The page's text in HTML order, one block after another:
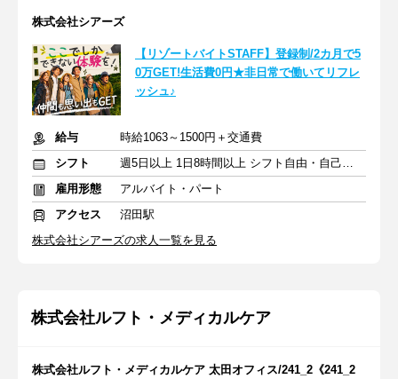
株式会社シアーズ
【リゾートバイトSTAFF】登録制/2カ月で5
0万GET!生活費0円★非日常で働いてリフレ
ッシュ♪
給与
時給1063～1500円＋交通費
シフト
週5日以上 1日8時間以上 シフト自由・自己申告
雇用形態
アルバイト・パート
アクセス
沼田駅
株式会社シアーズの求人一覧を見る
株式会社ルフト・メディカルケア
株式会社ルフト・メディカルケア 太田オフィス/241_2《241_2